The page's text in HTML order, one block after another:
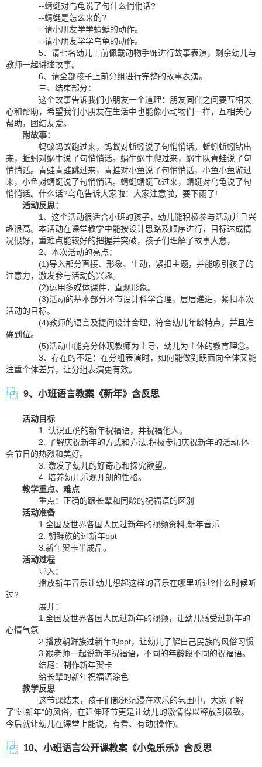
--蜻蜓对乌龟说了句什么悄悄话?
--蜻蜓是怎么来的?
--请小朋友学学蜻蜓的动作。
--请小朋友学学乌龟的动作。
5、请七名幼儿上前佩戴动物手饰进行故事表演，剩余幼儿与
教师一起讲述故事。
6、请全部孩子上前分组进行完整的故事表演。
三、结束部分：
这个故事告诉我们小朋友一个道理：朋友同伴之间要互相关
心和帮助，希望我们小朋友在生活中也能像小动物们一样，互相关心
帮助，团结友爱。
附故事：
蚂蚁蚂蚁跑过来，蚂蚁对蚯蚓说了句悄悄话。蚯蚓蚯蚓钻出
来，蚯蚓对蜗牛说了句悄悄话。蜗牛蜗牛爬过来，蜗牛队青蛙说了句
悄悄话。青蛙青蛙跳过来，青蛙对小鱼说了句悄悄话，小鱼小鱼游过
来，小鱼对蜻蜓说了句悄悄话。蜻蜓蜻蜓飞过来，蜻蜓对乌龟说了句
悄悄话。什么话?乌龟告诉大家啦：大家注意啦，要下雨了!
活动反思：
1、这个活动很适合小班的孩子，幼儿能积极参与活动并且兴
趣很高。本活动在课堂教学中能按设计思路及顺序进行，目标达成情
况很好，重难点能较好的把握并突破，孩子们理解了故事大意，
2、本次活动的亮点：
(1)导入部分直接、形象、生动，紧扣主题，并能吸引孩子的
注意力，激发参与活动的兴趣。
(2)运用多媒体课件，直观形象。
(3)活动的基本部分环节设计科学合理，层层递进，紧扣本次
活动的目标。
(4)教师的语言及提问设计合理，符合幼儿年龄特点，并且准
确到位。
(5)活动中能充分体现教师为主导，幼儿为主体的教育理念。
3、存在的不足：在分组表演时，如何能做到既面向全体又能
注重个体差异，让分组表演更有效。
9、小班语言教案《新年》含反思
活动目标
1. 认识正确的新年祝福语，并祝福他人。
2. 了解庆祝新年的方式和方法,积极参加庆祝新年的活动,体
会节日的热烈和美好。
3. 激发了幼儿的好奇心和探究欲望。
4. 培养幼儿乐观开朗的性格。
教学重点、难点
重点：正确的跟长辈和同龄的祝福语的区别
活动准备
1.全国及世界各国人民过新年的视频资料,新年音乐
2. 朝鲜族的过新年ppt
3.新年贺卡半成品。
活动过程
导入：
播放新年音乐让幼儿想起这样的音乐在哪里听过?什么时候听
过?
展开：
1.全国及世界各国人民过新年的视频，让幼儿感受过新年的
心情气氛
2.播放朝鲜族过新年的ppt，让幼儿了解自己民族的风俗习惯
3.跟老师一起说新年祝福语，不同的年龄段不同的祝福语。
结尾：制作新年贺卡
给长辈的新年祝福语涂色
教学反思
这节课结束，孩子们都还沉浸在欢乐的氛围中，大家了解
了"过新年"的风俗，在延伸环节更是让幼儿的激情得以释放到极致。
今后就让幼儿在课堂上能说，有看、有动(操作)。
10、小班语言公开课教案《小兔乐乐》含反思